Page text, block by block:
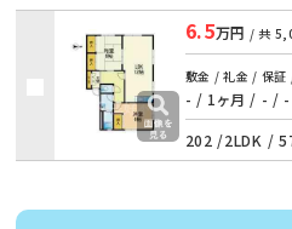
6.5万円 / 共
敷金 / 礼金 / 保証
- / 1ヶ月 / - / -
202 /2LDK /